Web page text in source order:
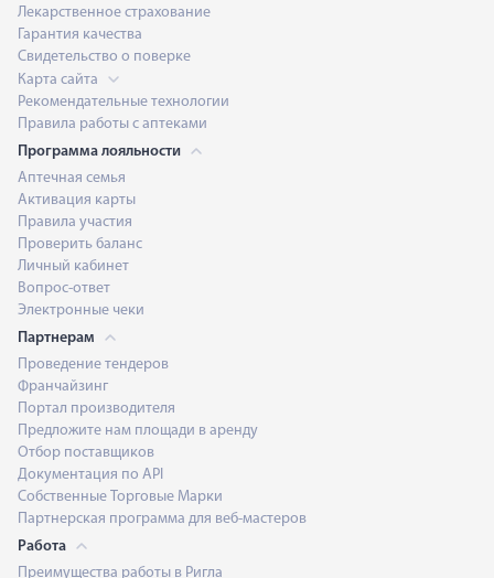
Лекарственное страхование
Гарантия качества
Свидетельство о поверке
Карта сайта
Рекомендательные технологии
Правила работы с аптеками
Программа лояльности
Аптечная семья
Активация карты
Правила участия
Проверить баланс
Личный кабинет
Вопрос-ответ
Электронные чеки
Партнерам
Проведение тендеров
Франчайзинг
Портал производителя
Предложите нам площади в аренду
Отбор поставщиков
Документация по API
Собственные Торговые Марки
Партнерская программа для веб-мастеров
Работа
Преимущества работы в Ригла